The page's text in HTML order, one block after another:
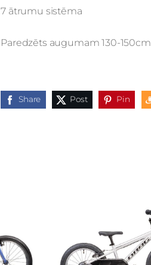
7 ātrumu sistēma
Paredzēts augumam 130-150cm
Share Post Pin